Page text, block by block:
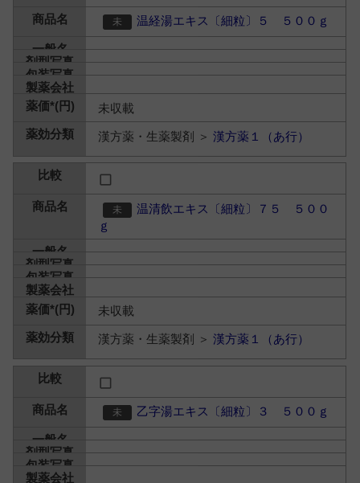
温経湯エキス〔細粒〕５ ５００ｇ
未収載
漢方薬・生薬製剤 ＞漢方薬１（あ行）
温清飲エキス〔細粒〕７５ ５００
ｇ
未収載
漢方薬・生薬製剤 ＞漢方薬１（あ行）
乙字湯エキス〔細粒〕３ ５００ｇ